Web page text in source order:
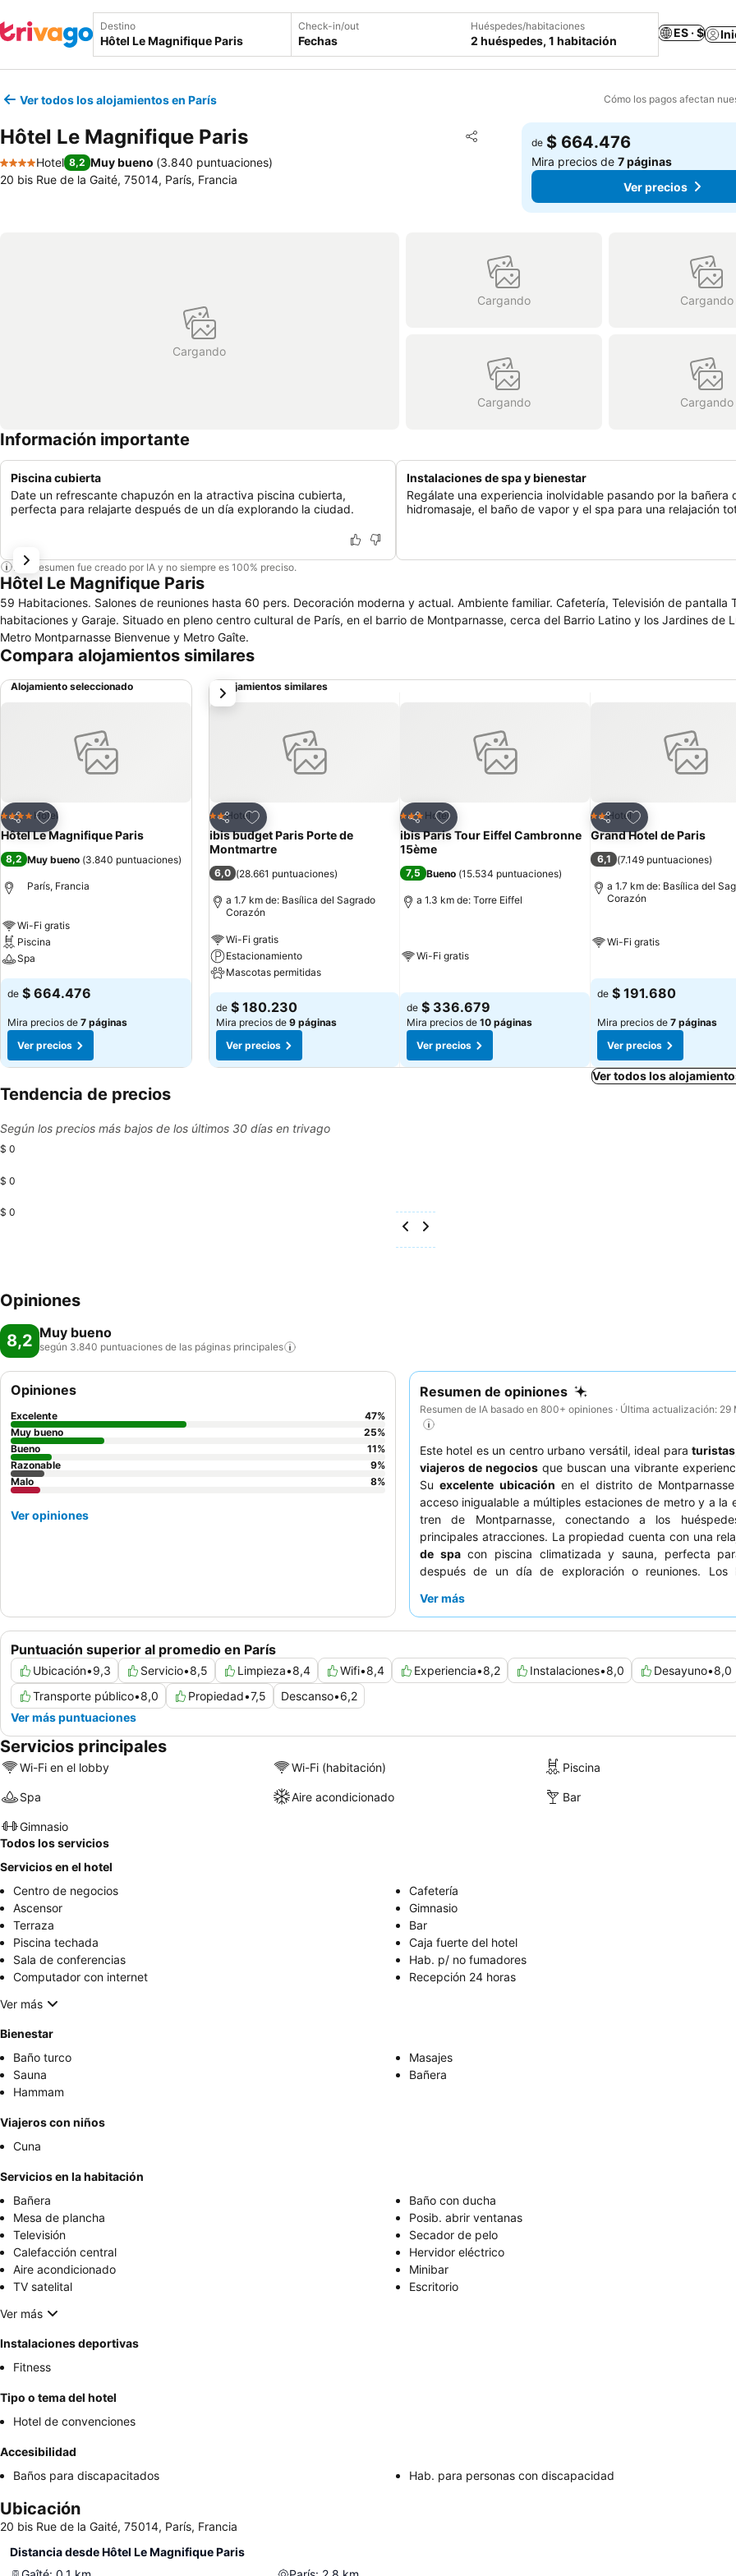
Destino Check-in/out
Fechas
Huéspedes/habitaciones
2 huéspedes, 1 habitación
ES · $
Ver todos los alojamientos en París Cómo los pagos afectan
Hôtel Le Magnifique Paris Compartir
Agregar a favoritos
4 Estrellas
Hotel 8,2 Muy bueno (3.840 puntuaciones)
20 bis Rue de la Gaité, 75014, París, Francia
de $ 664.476
Mira precios de7 páginas
Ver precios
Cargando
Cargando Cargando
Cargando Cargando
Información importante
Piscina cubierta
Date un refrescante chapuzón en la atractiva piscina cubierta,
perfecta para relajarte después de un día explorando la ciudad.
Instalaciones de spa y bienestar
Regálate una experiencia inolvidable pasando por la bañera
hidromasaje, el baño de vapor y el spa para una relajación
Este resumen fue creado por IA y no siempre es 100% preciso.
Hôtel Le Magnifique Paris
59 Habitaciones. Salones de reuniones hasta 60 pers. Decoración moderna y actual. Ambiente familiar. Cafetería, Televisión de pantalla
habitaciones y Garaje. Situado en pleno centro cultural de París, en el barrio de Montparnasse, cerca del Barrio Latino y los Jardines de
Metro Montparnasse Bienvenue y Metro Gaîte.
Compara alojamientos similares
Alojamiento seleccionado
Compartir
Agregar a favoritos
4 EstrellasHotel
Hôtel Le Magnifique Paris
8,2 Muy bueno (3.840 puntuaciones)
París, Francia
Wi-Fi gratis
Piscina
Spa
de $ 664.476
Mira precios de 7 páginas
Ver precios
Alojamientos similares
Compartir
Agregar a favoritos
2 Estrellas
Hotel
ibis budget Paris Porte de
Montmartre
6,0 (28.661 puntuaciones)
a 1.7 km de: Basílica del Sagrado
Corazón
Wi-Fi gratis
Estacionamiento
Mascotas permitidas
de $ 180.230
Mira precios de 9 páginas
Ver precios
Compartir
Agregar a favoritos
3 Estrellas
Hotel
ibis Paris Tour Eiffel Cambronne
15ème
7,5 Bueno (15.534 puntuaciones)
a 1.3 km de: Torre Eiffel
Wi-Fi gratis
de $ 336.679
Mira precios de 10 páginas
Ver precios
Compartir
Agregar a
2 Estrellas
Hotel
Grand Hotel de Paris
6,1 (7.149 puntuaciones)
a 1.7 km de: Basílica del
Corazón
Wi-Fi gratis
de $ 191.680
Mira precios de 7 páginas
Ver precios
siguiente
Ver todos los
Tendencia de precios
Según los precios más bajos de los últimos 30 días en trivago
$ 0
$ 0
$ 0
Opiniones
8,2 Muy bueno
según 3.840 puntuaciones de las páginas principales
Resumen de opiniones
Resumen de IA basado en 800+ opiniones · Última actualización: 29
Este hotel es un centro urbano versátil, ideal paraturistas
viajeros de negocios que buscan una vibrante
Suexcelente ubicación en el distrito de
acceso inigualable a múltiples estaciones de metro y a la
tren de Montparnasse, conectando a los
principales atracciones. La propiedad cuenta con una
de spacon piscina climatizada y sauna, perfecta
después de un día de exploración o reuniones. Los
desayuno buffet
Ver más
Puntuación superior al promedio en París
Ubicación•9,3 Servicio•8,5 Limpieza•8,4 Wifi•8,4 Experiencia•8,2 Instalaciones•8,0 Desayuno•8,0
Transporte público•8,0 Propiedad•7,5 Descanso•6,2
Ver más puntuaciones
Opiniones
Excelente 47%
Muy bueno
25%
Bueno
11%
Razonable
9%
Malo
8%
Ver opiniones
Servicios principales
Wi-Fi en el lobby Wi-Fi (habitación) Piscina
Spa Aire acondicionado Bar
Gimnasio
Todos los servicios
Servicios en el hotel
Centro de negocios
Cafetería
Ascensor
Gimnasio
Terraza
Bar
Piscina techada
Caja fuerte del hotel
Sala de conferencias
Hab. p/ no fumadores
Computador con internet
Recepción 24 horas
Ver más
Bienestar
Baño turco
Masajes
Sauna
Bañera
Hammam
Viajeros con niños
Cuna
Servicios en la habitación
Bañera
Baño con ducha
Mesa de plancha
Posib. abrir ventanas
Televisión
Secador de pelo
Calefacción central
Hervidor eléctrico
Aire acondicionado
Minibar
TV satelital
Escritorio
Ver más
Instalaciones deportivas
Fitness
Tipo o tema del hotel
Hotel de convenciones
Accesibilidad
Baños para discapacitados
Hab. para personas con discapacidad
Ubicación
20 bis Rue de la Gaité, 75014, París, Francia
Distancia desde Hôtel Le Magnifique Paris